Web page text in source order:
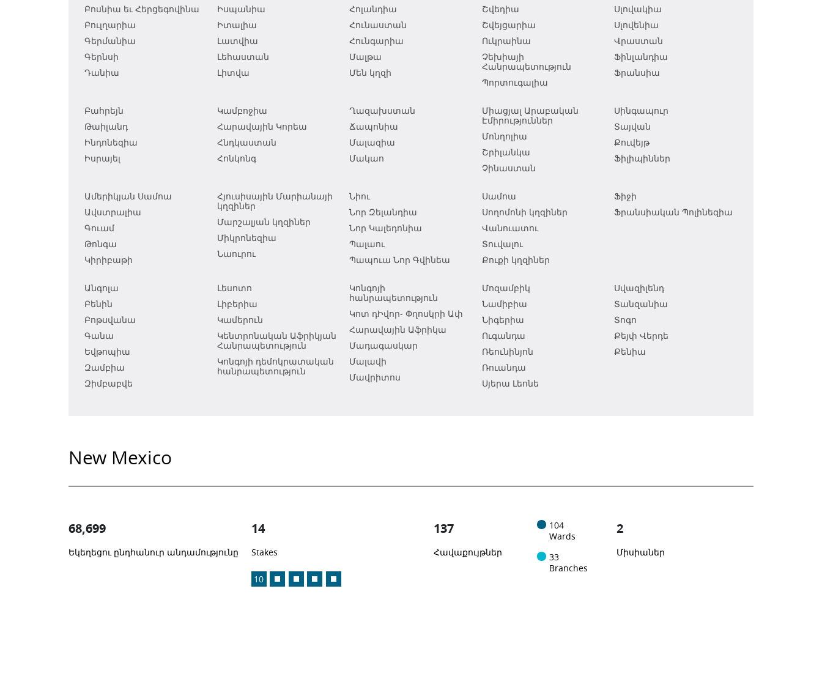
Բոսնիա եւ Հերցեգովինա
Բուլղարիա
Գերմանիա
Գերնսի
Դանիա
Իսպանիա
Իտալիա
Լատվիա
Լեհաստան
Լիտվա
Հոլանդիա
Հունաստան
Հունգարիա
Մալթա
Մեն կղզի
Շվեդիա
Շվեյցարիա
Ուկրաինա
Չեխիայի
Հանրապետություն
Պորտուգալիա
Սլովակիա
Սլովենիա
Վրաստան
Ֆինլանդիա
Ֆրանսիա
Բահրեյն
Թաիլանդ
Ինդոնեզիա
Իսրայել
Կամբոջիա
Հարավային Կորեա
Հնդկաստան
Հոնկոնգ
Ղազախստան
Ճապոնիա
Մալազիա
Մակաո
Միացյալ Արաբական
Էմիրություններ
Մոնղոլիա
Շրիլանկա
Չինաստան
Սինգապուր
Տայվան
Քուվեյթ
Ֆիլիպիններ
Ամերիկյան Սամոա
Ավստրալիա
Գուամ
Թոնգա
Կիրիբաթի
Հյուսիսային Մարիանայի
կղզիներ
Մարշալյան կղզիներ
Միկրոնեզիա
Նաուրու
Նիու
Նոր Զելանդիա
Նոր Կալեդոնիա
Պալաու
Պապուա Նոր Գվինեա
Սամոա
Սողոմոնի կղզիներ
Վանուատու
Տուվալու
Քուքի կղզիներ
Ֆիջի
Ֆրանսիական Պոլինեզիա
Անգոլա
Բենին
Բոթսվանա
Գանա
Եվթոպիա
Զամբիա
Զիմբաբվե
Լեսոտո
Լիբերիա
Կամերուն
Կենտրոնական Աֆրիկյան
Հանրապետություն
Կոնգոյի դեմոկրատական
հանրապետություն
Կոնգոյի
հանրապետություն
Կոտ դԻվոր- Փղոսկրի Ափ
Հարավային Աֆրիկա
Մադագասկար
Մալավի
Մավրիտոս
Մոզամբիկ
Նամիբիա
Նիգերիա
Ուգանդա
Ռեունինյոն
Ռուանդա
Սյերա Լեոնե
Սվազիլենդ
Տանզանիա
Տոգո
Քեյփ Վերդե
Քենիա
New Mexico
68,699
Եկեղեցու ընդհանուր անդամությունը
1 -in-
14
Stakes
10
137
Հավաքույթներ
104
Wards
33
Branches
2
Միսիաներ